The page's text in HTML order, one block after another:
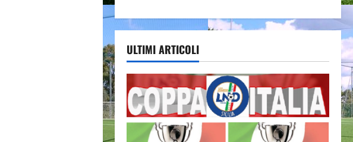
ULTIMI ARTICOLI